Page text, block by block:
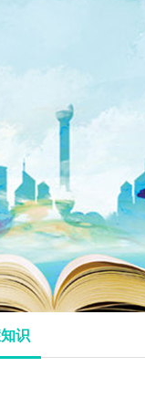
精细课
电脑课
语言课
融合教育
游戏课
感觉统合课
识